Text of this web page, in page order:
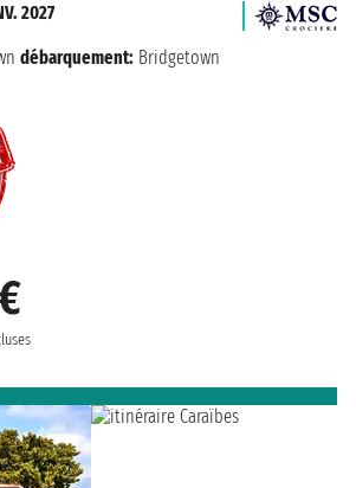
2027
débarquement: Bridgetown